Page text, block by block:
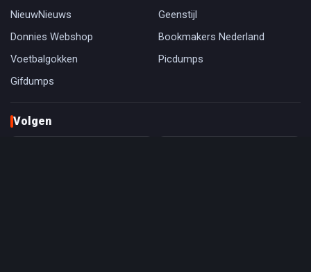
NieuwNieuws
Geenstijl
Donnies Webshop
Bookmakers Nederland
Voetbalgokken
Picdumps
Gifdumps
Volgen